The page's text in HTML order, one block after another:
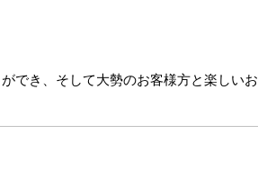
でき、そして大勢のお客様方と楽しいお